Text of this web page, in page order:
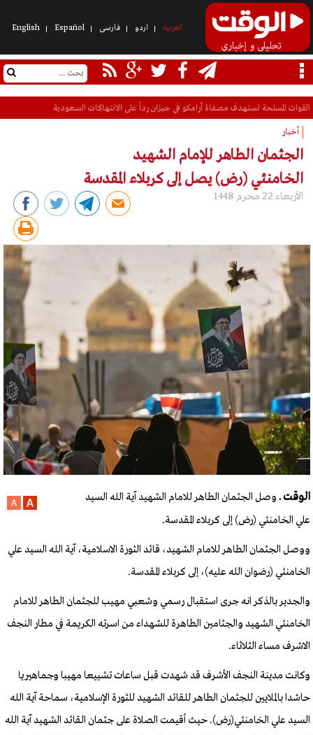
العربیة اردو فارسی Español
English
مخطط نتنياهو لتحويل جنوب غزة إلى محمية للعملاء
أخبار
الجثمان الطاهر للإمام الشهيد
الخامنئي (رض) يصل إلى كربلاء المقدسة
الأربعاء 22 محرم 1448
الوقت ـ وصل الجثمان الطاهر للامام الشهيد آية الله السيد
علي الخامنئي (رض) إلى كربلاء المقدسة.
ووصل الجثمان الطاهر للامام الشهيد، قائد الثورة الاسلامية، آية الله السيد علي
الخامنئي (رضوان الله عليه)، إلى كربلاء المقدسة.
والجدير بالذكر انه جرى استقبال رسمي وشعبي مهيب للجثمان الطاهر للامام
الخامنئي الشهيد والجثامين الطاهرة للشهداء من اسرته الكريمة في مطار النجف
الاشرف مساء الثلاثاء.
وكانت مدينة النجف الأشرف قد شهدت قبل ساعات تشييعا مهيبا وجماهيريا
حاشدا بالملايين للجثمان الطاهر للقائد الشهيد للثورة الإسلامية، سماحة آية الله
السيد علي الخامنئي(رض). حيث أقيمت الصلاة على جثمان القائد الشهيد آية الله